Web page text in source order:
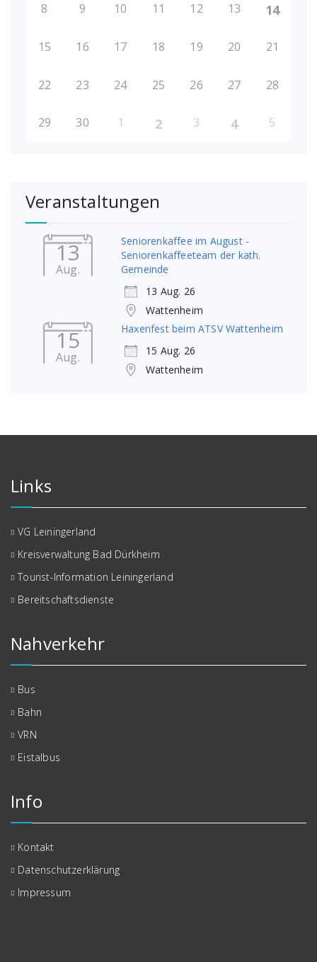
8 9 10 11 12 13 14
15 16 17 18 19 20 21
22 23 24 25 26 27 28
29 30 1 2 3 4 5
Veranstaltungen
13
Aug.
Seniorenkaffee im August -
Seniorenkaffeeteam der kath.
Gemeinde
13 Aug. 26
Wattenheim
15
Aug.
Haxenfest beim ATSV Wattenheim
15 Aug. 26
Wattenheim
Links
VG Leiningerland
Kreisverwaltung Bad Dürkheim
Tourist-Information Leiningerland
Bereitschaftsdienste
Nahverkehr
Bus
Bahn
VRN
Eistalbus
Info
Kontakt
Datenschutzerklärung
Impressum